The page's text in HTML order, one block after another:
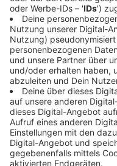
Immer